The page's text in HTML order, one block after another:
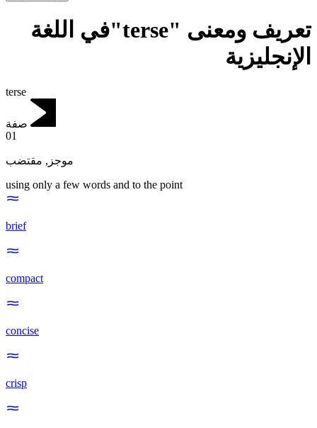
تعريف ومعنى "terse"في اللغة
الإنجليزية
terse
صفة
01
موجز , مقتضب
using only a few words and to the point
brief
compact
concise
crisp